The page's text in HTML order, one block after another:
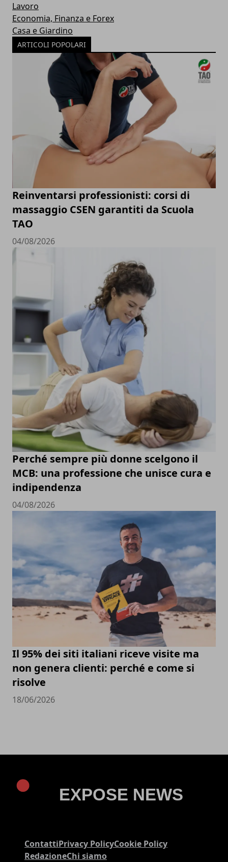
Lavoro
Economia, Finanza e Forex
Casa e Giardino
ARTICOLI POPOLARI
Reinventarsi professionisti: corsi di
massaggio CSEN garantiti da Scuola
TAO
04/08/2026
Perché sempre più donne scelgono il
MCB: una professione che unisce cura e
indipendenza
04/08/2026
Il 95% dei siti italiani riceve visite ma
non genera clienti: perché e come si
risolve
18/06/2026
ContattiPrivacy PolicyCookie Policy
RedazioneChi siamo